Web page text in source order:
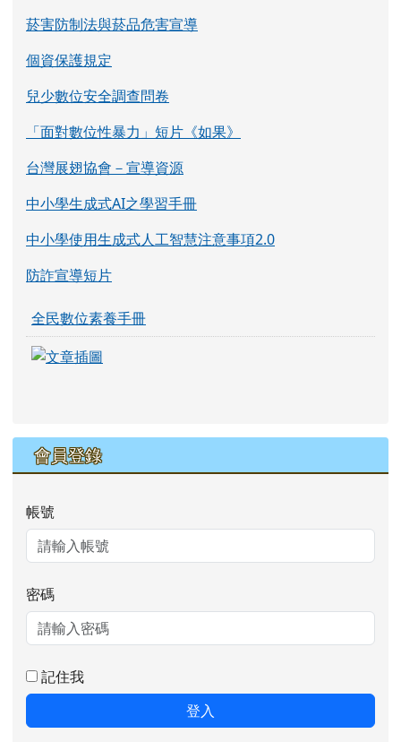
菸害防制法與菸品危害宣導
個資保護規定
兒少數位安全調查問卷
「面對數位性暴力」短片《如果》
台灣展翅協會－宣導資源
中小學生成式AI之學習手冊
中小學使用生成式人工智慧注意事項2.0
防詐宣導短片
全民數位素養手冊
會員登錄
帳號
密碼
記住我
登入